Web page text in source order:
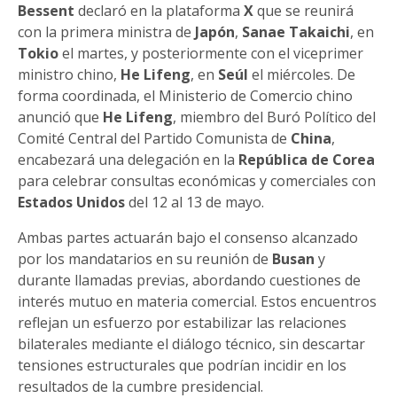
Bessent declaró en la plataforma Xque se reunirá
con la primera ministra de Japón, Sanae Takaichi, en
Tokioel martes, y posteriormente con el viceprimer
ministro chino, He Lifeng, en Seúl el miércoles. De
forma coordinada, el Ministerio de Comercio chino
anunció que He Lifeng, miembro del Buró Político del
Comité Central del Partido Comunista de China,
encabezará una delegación en la República de Corea
para celebrar consultas económicas y comerciales con
Estados Unidosdel 12 al 13 de mayo.
Ambas partes actuarán bajo el consenso alcanzado
por los mandatarios en su reunión de Busan y
durante llamadas previas, abordando cuestiones de
interés mutuo en materia comercial. Estos encuentros
reflejan un esfuerzo por estabilizar las relaciones
bilaterales mediante el diálogo técnico, sin descartar
tensiones estructurales que podrían incidir en los
resultados de la cumbre presidencial.